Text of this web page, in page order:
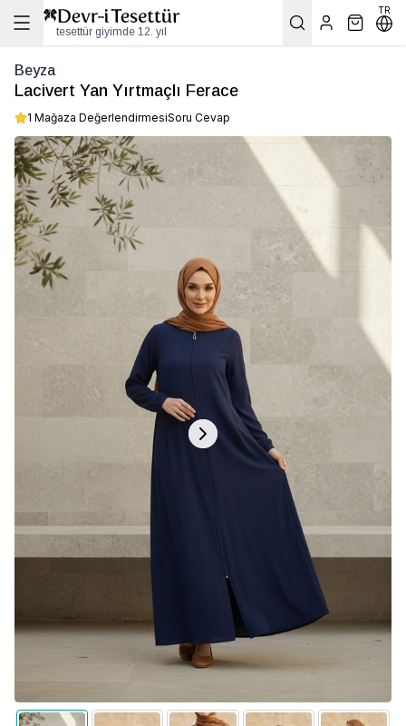
tesettür giyimde 12. yıl
TR
Beyza
Lacivert Yan Yırtmaçlı Ferace
1 Mağaza DeğerlendirmesiSoru Cevap